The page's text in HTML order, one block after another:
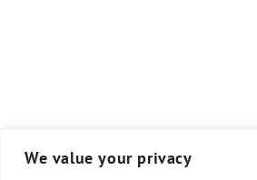
We value your privacy